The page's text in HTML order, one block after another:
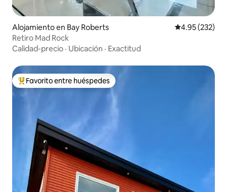
Alojamiento en Bay Roberts Calificación
4.95 (232)
Retiro Mad Rock
Calidad-precio · Ubicación · Exactitud
Favorito entre huéspedes preferido
Favorito entre huéspedes